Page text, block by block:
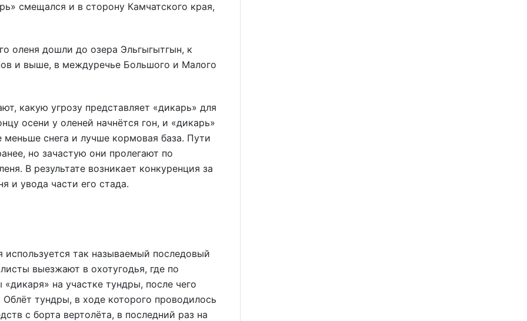
смещался и в сторону Камчатского края,
оленя дошли до озера Эльгыгытгын, к
и выше, в междуречье Большого и Малого
какую угрозу представляет «дикарь» для
осени у оленей начнётся гон, и «дикарь»
снега и лучше кормовая база. Пути
но зачастую они пролегают по
В результате возникает конкуренция за
и увода части его стада.
используется так называемый последовый
выезжают в охотугодья, где по
на участке тундры, после чего
тундры, в ходе которого проводилось
с борта вертолёта, в последний раз на